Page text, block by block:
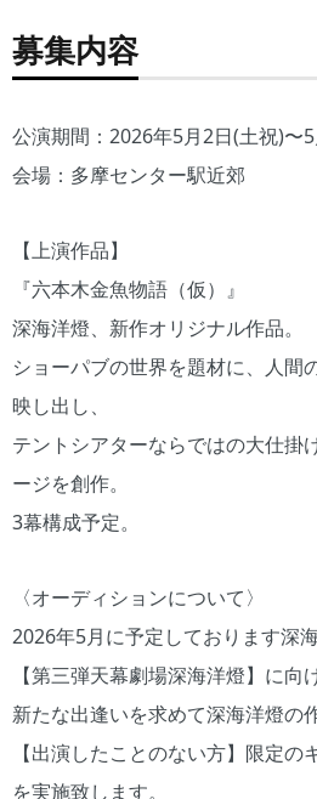
募集内容
公演期間：2026年5月2日(土祝)〜
会場：多摩センター駅近郊
【上演作品】
『六本木金魚物語（仮）』
深海洋燈、新作オリジナル作品。
ショーパブの世界を題材に、人間
映し出し、
テントシアターならではの大仕掛
ージを創作。
3幕構成予定。
〈オーディションについて〉
2026年5月に予定しております深
【第三弾天幕劇場深海洋燈】に向
新たな出逢いを求めて深海洋燈の
【出演したことのない方】限定
を実施致します。